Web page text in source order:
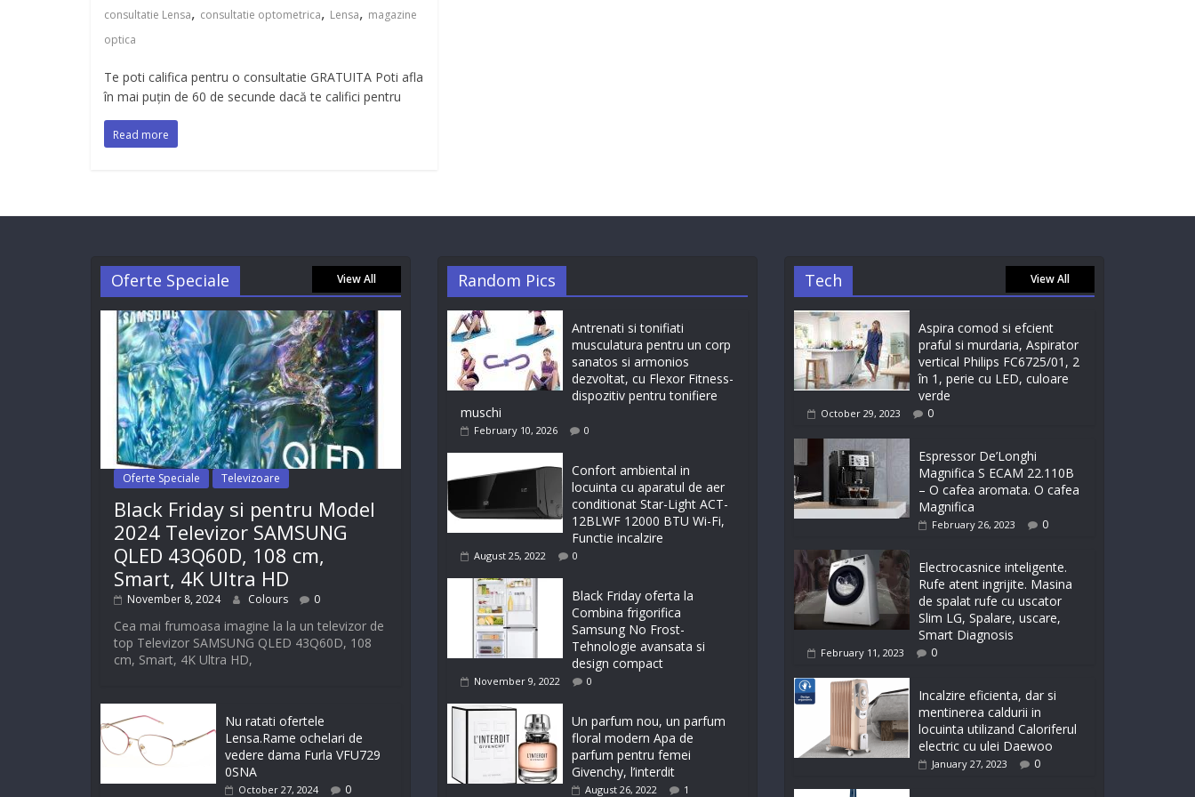
consultatie Lensa, consultatie optometrica, Lensa, magazine
optica
Te poti califica pentru o consultatie GRATUITA Poti afla
în mai puțin de 60 de secunde dacă te califici pentru
Read more
Oferte Speciale View All
Oferte Speciale Televizoare
Black Friday si pentru Model
2024 Televizor SAMSUNG
QLED 43Q60D, 108 cm,
Smart, 4K Ultra HD
November 8, 2024 Colours 0
Cea mai frumoasa imagine la la un televizor de
top Televizor SAMSUNG QLED 43Q60D, 108
cm, Smart, 4K Ultra HD,
Nu ratati ofertele
Lensa.Rame ochelari de
vedere dama Furla VFU729
0SNA
October 27, 2024 0
Random Pics
Antrenati si tonifiati
musculatura pentru un corp
sanatos si armonios
dezvoltat, cu Flexor Fitness-
dispozitiv pentru tonifiere
muschi
February 10, 2026 0
Confort ambiental in
locuinta cu aparatul de aer
conditionat Star-Light ACT-
12BLWF 12000 BTU Wi-Fi,
Functie incalzire
August 25, 2022 0
Black Friday oferta la
Combina frigorifica
Samsung No Frost-
Tehnologie avansata si
design compact
November 9, 2022 0
Un parfum nou, un parfum
floral modern Apa de
parfum pentru femei
Givenchy, l’interdit
August 26, 2022 1
Tech View All
Aspira comod si efcient
praful si murdaria, Aspirator
vertical Philips FC6725/01, 2
în 1, perie cu LED, culoare
verde
October 29, 2023 0
Espressor De’Longhi
Magnifica S ECAM 22.110B
– O cafea aromata. O cafea
Magnifica
February 26, 2023 0
Electrocasnice inteligente.
Rufe atent ingrijite. Masina
de spalat rufe cu uscator
Slim LG, Spalare, uscare,
Smart Diagnosis
February 11, 2023 0
Incalzire eficienta, dar si
mentinerea caldurii in
locuinta utilizand Caloriferul
electric cu ulei Daewoo
January 27, 2023 0